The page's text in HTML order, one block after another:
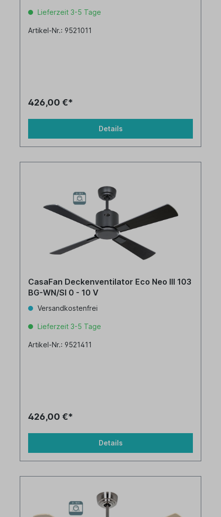
Lieferzeit 3-5 Tage
Artikel-Nr.: 9521011
426,00 €*
Details
CasaFan Deckenventilator Eco Neo III 103
BG-WN/SI 0 - 10 V
Versandkostenfrei
Lieferzeit 3-5 Tage
Artikel-Nr.: 9521411
426,00 €*
Details